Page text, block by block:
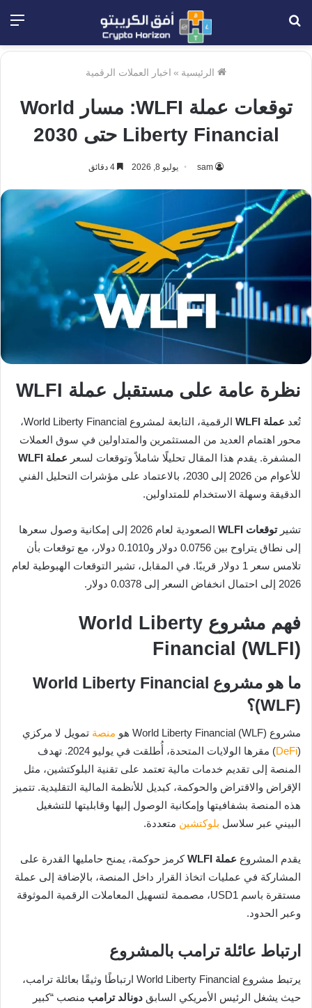
الرئيسية » اخبار العملات الرقمية
توقعات عملة WLFI: مسار World
Liberty Financial حتى 2030
sam يوليو 8, 2026
نظرة عامة على مستقبل عملة WLFI
تُعد عملة WLFI
الرقمية، التابعة لمشروع World Liberty Financial،
محور اهتمام العديد من المستثمرين والمتداولين في سوق العملات
المشفرة. يقدم هذا المقال تحليلًا شاملاً وتوقعات لسعر عملة WLFI
للأعوام من 2026 إلى 2030، بالاعتماد على مؤشرات التحليل الفني
الدقيقة وسهلة الاستخدام للمتداولين.
تشيرتوقعات WLFI
الصعودية لعام 2026 إلى إمكانية وصول سعرها
إلى نطاق يتراوح بين 0.0756 دولار و0.1010 دولار، مع توقعات بأن
تلامس سعر 1 دولار قريبًا. في المقابل، تشير التوقعات الهبوطية لعام
2026 إلى احتمال انخفاض السعر إلى 0.0378 دولار.
فهم مشروع World Liberty
Financial (WLFI)
ما هو مشروع World Liberty Financial
(WLF)؟
مشروع World Liberty Financial (WLF) هو منصة تمويل لا مركزي
(
DeFi
) مقرها الولايات المتحدة، أُطلقت في يوليو 2024. تهدف
المنصة إلى تقديم خدمات مالية تعتمد على تقنية البلوكتشين، مثل
الإقراض والاقتراض والحوكمة، كبديل للأنظمة المالية التقليدية. تتميز
هذه المنصة بشفافيتها وإمكانية الوصول إليها وقابليتها للتشغيل
البيني عبر سلاسل بلوكتشين متعددة.
يقدم المشروع عملة WLFI
كرمز حوكمة، يمنح حامليها القدرة على
المشاركة في عمليات اتخاذ القرار داخل المنصة، بالإضافة إلى عملة
مستقرة باسم USD1، مصممة لتسهيل المعاملات الرقمية الموثوقة
وعبر الحدود.
ارتباط عائلة ترامب بالمشروع
يرتبط مشروع World Liberty Financial ارتباطًا وثيقًا بعائلة ترامب،
حيث يشغل الرئيس الأمريكي السابق دونالد ترامب منصب “كبير